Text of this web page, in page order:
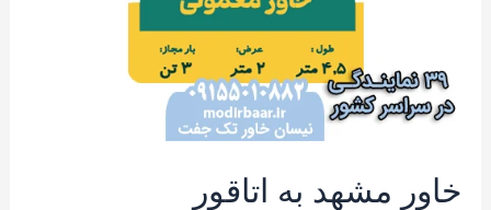
خاور مشهد به اتاقور